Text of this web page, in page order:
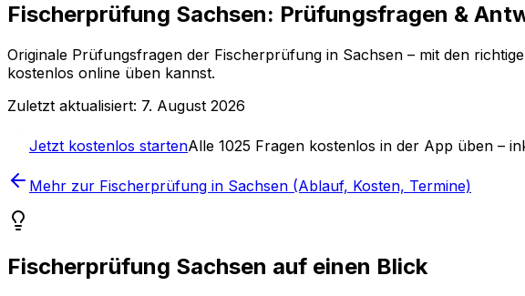
Fischerprüfung Sachsen: Prüfungsfragen &
Originale Prüfungsfragen der Fischerprüfung in Sachsen – mit den
kostenlos online üben kannst.
Zuletzt aktualisiert: 7. August 2026
Jetzt kostenlos startenAlle 1025 Fragen kostenlos in der App üben –
Mehr zur Fischerprüfung in Sachsen (Ablauf, Kosten, Termine)
Fischerprüfung Sachsen auf einen Blick